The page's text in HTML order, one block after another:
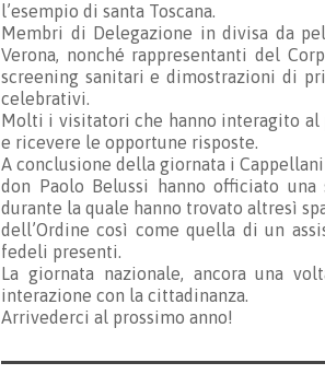
l’esempio di santa Toscana.
Membri di Delegazione in divisa da
Verona, nonché rappresentanti del
screening sanitari e dimostrazioni di
celebrativi.
Molti i visitatori che hanno interagito
e ricevere le opportune risposte.
A conclusione della giornata i
don Paolo Belussi hanno officiato una
durante la quale hanno trovato altresì
dell’Ordine così come quella di un
fedeli presenti.
La giornata nazionale, ancora una
interazione con la cittadinanza.
Arrivederci al prossimo anno!